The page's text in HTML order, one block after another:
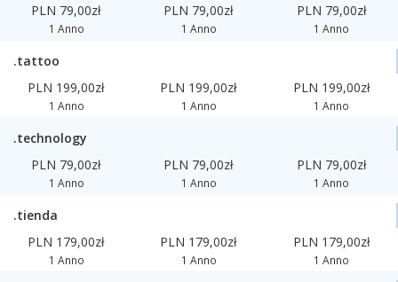
PLN 79,00zł
1 Anno
PLN 79,00zł
1 Anno
PLN 79,00zł
1 Anno
.tattoo
PLN 199,00zł
1 Anno
PLN 199,00zł
1 Anno
PLN 199,00zł
1 Anno
.technology
PLN 79,00zł
1 Anno
PLN 79,00zł
1 Anno
PLN 79,00zł
1 Anno
.tienda
PLN 179,00zł
1 Anno
PLN 179,00zł
1 Anno
PLN 179,00zł
1 Anno